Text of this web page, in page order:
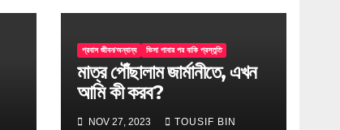
প্রবাস জীবন/অন্যান্য ভিসা পাবার পর বাকি প্রস্তুতি
মাত্র পৌঁছালাম জার্মানীতে, এখন
আমি কী করব?
NOV 27, 2023 TOUSIF BIN